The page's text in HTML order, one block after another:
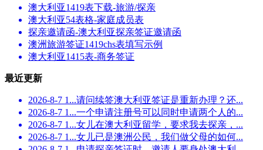
​澳大利亚1419表下载-旅游/探亲
澳大利亚54表格-家庭成员表
探亲邀请函-澳大利亚探亲签证邀请函
澳洲旅游签证1419chs表填写示例
​澳大利亚1415表-商务签证
最近更新
2026-8-7 1...请问续签澳大利亚签证是重新办理？还...
2026-8-7 1...一个申请注册号可以同时申请两个人的...
2026-8-7 1...女儿在澳大利亚留学，要求我去探亲，...
2026-8-7 1...女儿已是澳洲公民，我们做父母的如何...